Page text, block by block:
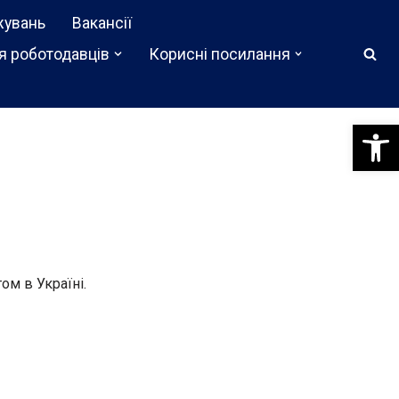
Вакансії
роботодавців
Корисні посилання
в Україні.